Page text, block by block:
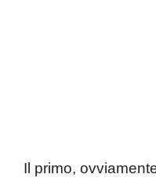
Il primo,